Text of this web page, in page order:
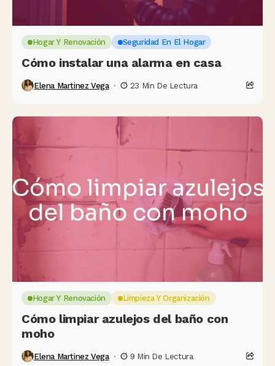
Hogar Y Renovación Seguridad En El Hogar
Cómo instalar una alarma en casa
Elena Martinez Vega 23 Min De Lectura
Hogar Y Renovación Limpieza Y Organización
Cómo limpiar azulejos del baño con
moho
Elena Martinez Vega 9 Min De Lectura